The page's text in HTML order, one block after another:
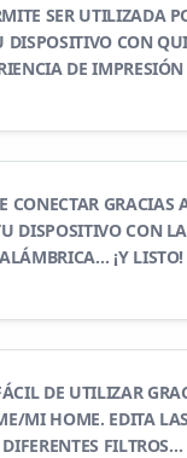
SER UTILIZADA
CON
DE
CONECTAR GRACIAS
DISPOSITIVO CON
¡Y LISTO!
DE UTILIZAR
MI HOME. EDITA
FILTROS…